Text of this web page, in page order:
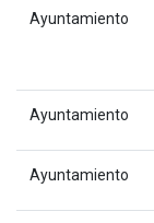
Ayuntamiento
Ayuntamiento
Ayuntamiento